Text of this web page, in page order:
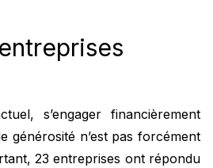
s’engager financièrement
générosité n’est pas forcément
23 entreprises ont répondu